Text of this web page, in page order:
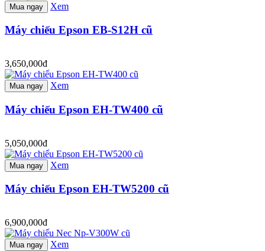
Mua ngay Xem
Máy chiếu Epson EB-S12H cũ
3,650,000đ
Mua ngay Xem
Máy chiếu Epson EH-TW400 cũ
5,050,000đ
Mua ngay Xem
Máy chiếu Epson EH-TW5200 cũ
6,900,000đ
Mua ngay Xem